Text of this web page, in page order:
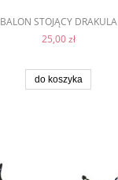
BALON STOJĄCY DRAKULA
25,00 zł
do koszyka